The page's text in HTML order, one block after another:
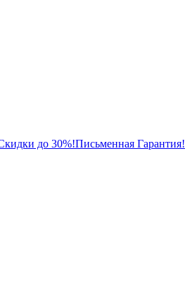
до 30%!Письменная Гарантия!